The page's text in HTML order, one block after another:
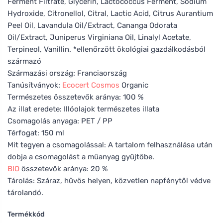
Hydroxide, Citronellol, Citral, Lactic Acid, Citrus Aurantium
Peel Oil, Lavandula Oil/Extract, Cananga Odorata
Oil/Extract, Juniperus Virginiana Oil, Linalyl Acetate,
Terpineol, Vanillin. *ellenőrzött ökológiai gazdálkodásból
származó
Származási ország: Franciaország
Tanúsítványok: Ecocert Cosmos Organic
Természetes összetevők aránya: 100 %
Az illat eredete: Illóolajok természetes illata
Csomagolás anyaga: PET / PP
Térfogat: 150 ml
Mit tegyen a csomagolással: A tartalom felhasználása után
dobja a csomagolást a műanyag gyűjtőbe.
BIO összetevők aránya: 20 %
Tárolás: Száraz, hűvös helyen, közvetlen napfénytől védve
tárolandó.
Termékkód